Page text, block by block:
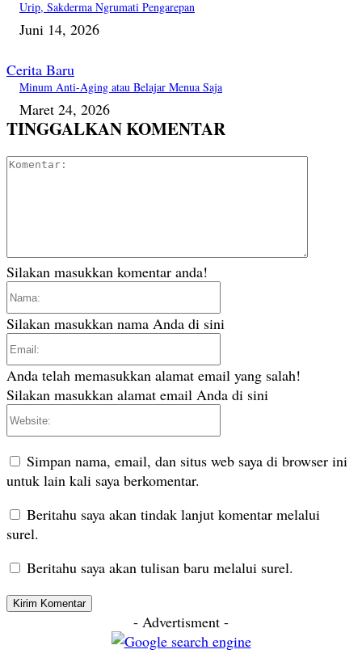
Urip, Sakderma Ngrumati Pengarepan
Juni 14, 2026
Cerita Baru
Minum Anti-Aging atau Belajar Menua Saja
Maret 24, 2026
TINGGALKAN KOMENTAR
Silakan masukkan komentar anda!
Silakan masukkan nama Anda di sini
Anda telah memasukkan alamat email yang salah!
Silakan masukkan alamat email Anda di sini
Simpan nama, email, dan situs web saya di browser ini
untuk lain kali saya berkomentar.
Beritahu saya akan tindak lanjut komentar melalui
surel.
Beritahu saya akan tulisan baru melalui surel.
- Advertisment -